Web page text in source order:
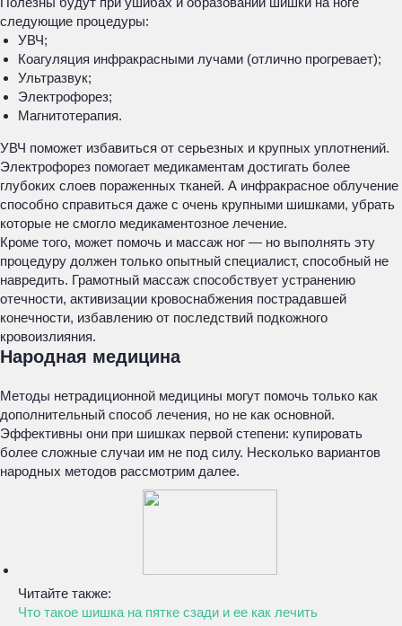
следующие процедуры:
УВЧ;
Коагуляция инфракрасными лучами (отлично прогревает);
Ультразвук;
Электрофорез;
Магнитотерапия.
УВЧ поможет избавиться от серьезных и крупных уплотнений.
Электрофорез помогает медикаментам достигать более
глубоких слоев пораженных тканей. А инфракрасное облучение
способно справиться даже с очень крупными шишками, убрать
которые не смогло медикаментозное лечение.
Кроме того, может помочь и массаж ног — но выполнять эту
процедуру должен только опытный специалист, способный не
навредить. Грамотный массаж способствует устранению
отечности, активизации кровоснабжения пострадавшей
конечности, избавлению от последствий подкожного
кровоизлияния.
Народная медицина
Методы нетрадиционной медицины могут помочь только как
дополнительный способ лечения, но не как основной.
Эффективны они при шишках первой степени: купировать
более сложные случаи им не под силу. Несколько вариантов
народных методов рассмотрим далее.
Читайте также:
Что такое шишка на пятке сзади и ее как лечить